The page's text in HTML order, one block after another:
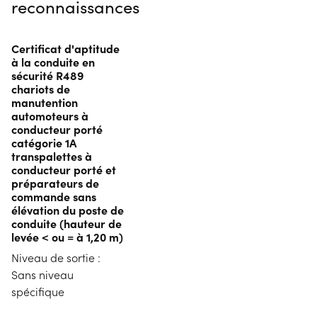
reconnaissances
Certificat d'aptitude
à la conduite en
sécurité R489
chariots de
manutention
automoteurs à
conducteur porté
catégorie 1A
transpalettes à
conducteur porté et
préparateurs de
commande sans
élévation du poste de
conduite (hauteur de
levée < ou = à 1,20 m)
Niveau de sortie :
Sans niveau
spécifique